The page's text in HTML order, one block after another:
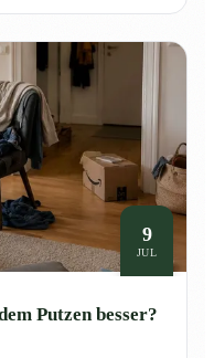
9
JUL
Putzen besser?